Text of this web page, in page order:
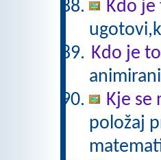
Kdo je
Kdo je
Kje se
položaj